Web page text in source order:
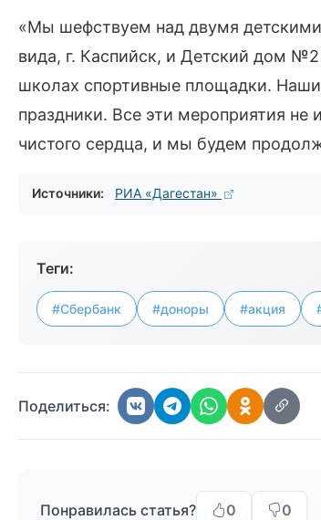
«Мы шефствуем над двумя
вида, г. Каспийск, и Детский дом
школах спортивные площадки. Наши
праздники. Все эти мероприятия
чистого сердца, и мы будем
Источники: РИА «Дагестан»
Теги:
#Сбербанк #доноры #акция
Поделиться:
Понравилась статья? 0 0